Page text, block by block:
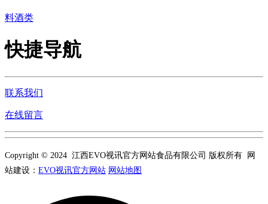
料酒类
快捷导航
联系我们
在线留言
Copyright © 2024 江西EVO视讯官方网站食品有限公司 版权所有 网
站建设： EVO视讯官方网站 网站地图